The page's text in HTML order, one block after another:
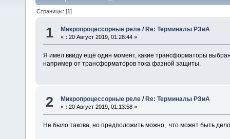
Страницы: [1]
1 Микропроцессорные реле / Re: Терминалы РЗиА
« : 20 Август 2019, 01:28:44 »
Я имел ввиду ещё один момент, какие трансформаторы
например от трансформаторов тока фазной защиты.
2 Микропроцессорные реле /Re: Терминалы РЗиА
« : 20 Август 2019, 01:13:58 »
Не было такова, но предположить можно, что может быть